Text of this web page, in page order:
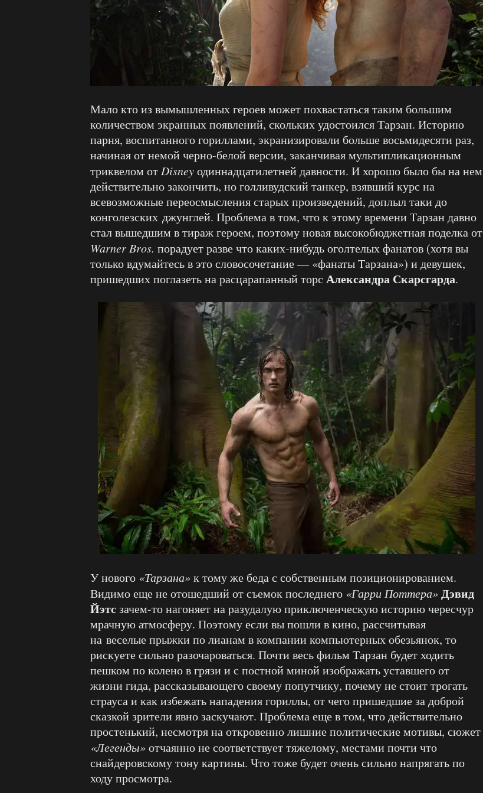
Мало кто из вымышленных героев может похвастаться таким большим
количеством экранных появлений, скольких удостоился Тарзан. Историю
парня, воспитанного гориллами, экранизировали больше восьмидесяти раз,
начиная от немой черно-белой версии, заканчивая мультипликационным
триквелом от Disneyодиннадцатилетней давности. И хорошо было бы на нем
действительно закончить, но голливудский танкер, взявший курс на
всевозможные переосмысления старых произведений, доплыл таки до
конголезских джунглей. Проблема в том, что к этому времени Тарзан давно
стал вышедшим в тираж героем, поэтому новая высокобюджетная поделка от
Warner Bros. порадует разве что каких-нибудь оголтелых фанатов (хотя вы
только вдумайтесь в это словосочетание — «фанаты Тарзана») и девушек,
пришедших поглазеть на расцарапанный торс Александра Скарсгарда.
У нового «Тарзана»к тому же беда с собственным позиционированием.
Видимо еще не отошедший от съемок последнего «Гарри Поттера»Дэвид
Йэтсзачем-то нагоняет на разудалую приключенческую историю чересчур
мрачную атмосферу. Поэтому если вы пошли в кино, рассчитывая
на веселые прыжки по лианам в компании компьютерных обезьянок, то
рискуете сильно разочароваться. Почти весь фильм Тарзан будет ходить
пешком по колено в грязи и с постной миной изображать уставшего от
жизни гида, рассказывающего своему попутчику, почему не стоит трогать
страуса и как избежать нападения гориллы, от чего пришедшие за доброй
сказкой зрители явно заскучают. Проблема еще в том, что действительно
простенький, несмотря на откровенно лишние политические мотивы, сюжет
«Легенды»отчаянно не соответствует тяжелому, местами почти что
снайдеровскому тону картины. Что тоже будет очень сильно напрягать по
ходу просмотра.